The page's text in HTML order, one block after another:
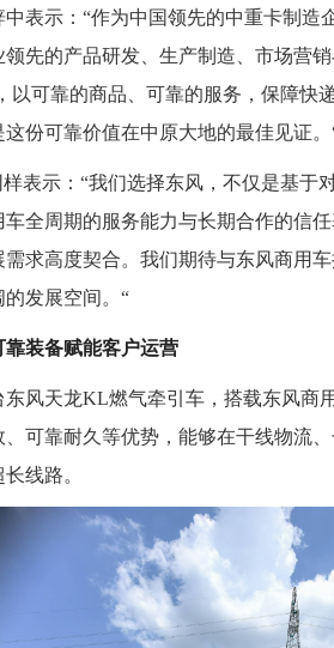
中表示：“作为中国领先的中重卡制
先的产品研发、生产制造、市场营
以可靠的商品、可靠的服务，保障快
这份可靠价值在中原大地的最佳见证。
表示：“我们选择东风，不仅是基于
全周期的服务能力与长期合作的信
求高度契合。我们期待与东风商用
发展空间。“
装备赋能客户运营
东风天龙KL燃气牵引车，搭载东风商
可靠耐久等优势，能够在干线物流
线路。